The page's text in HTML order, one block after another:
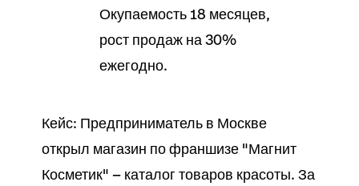
Окупаемость 18 месяцев,
рост продаж на 30%
ежегодно.
Кейс: Предприниматель в Москве
открыл магазин по франшизе "Магнит
Косметик" — каталог товаров красоты. За